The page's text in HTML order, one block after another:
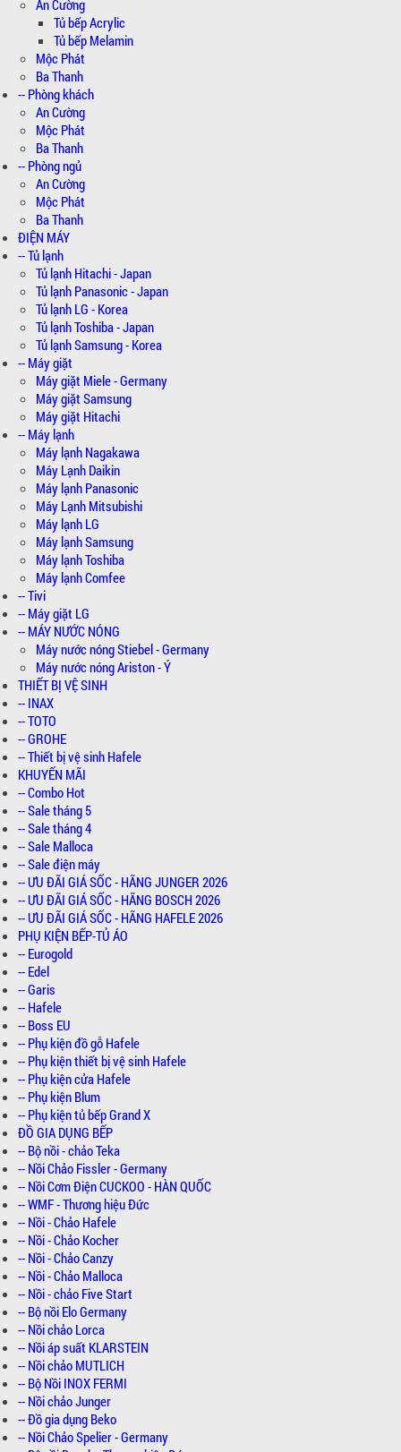
An Cường
Tủ bếp Acrylic
Tủ bếp Melamin
Mộc Phát
Ba Thanh
-- Phòng khách
An Cường
Mộc Phát
Ba Thanh
-- Phòng ngủ
An Cường
Mộc Phát
Ba Thanh
ĐIỆN MÁY
-- Tủ lạnh
Tủ lạnh Hitachi - Japan
Tủ lạnh Panasonic - Japan
Tủ lạnh LG - Korea
Tủ lạnh Toshiba - Japan
Tủ lạnh Samsung - Korea
-- Máy giặt
Máy giặt Miele - Germany
Máy giặt Samsung
Máy giặt Hitachi
-- Máy lạnh
Máy lạnh Nagakawa
Máy Lạnh Daikin
Máy lạnh Panasonic
Máy Lạnh Mitsubishi
Máy lạnh LG
Máy lạnh Samsung
Máy lạnh Toshiba
Máy lạnh Comfee
-- Tivi
-- Máy giặt LG
-- MÁY NƯỚC NÓNG
Máy nước nóng Stiebel - Germany
Máy nước nóng Ariston - Ý
THIẾT BỊ VỆ SINH
-- INAX
-- TOTO
-- GROHE
-- Thiết bị vệ sinh Hafele
KHUYẾN MÃI
-- Combo Hot
-- Sale tháng 5
-- Sale tháng 4
-- Sale Malloca
-- Sale điện máy
-- ƯU ĐÃI GIÁ SỐC - HÃNG JUNGER 2026
-- ƯU ĐÃI GIÁ SỐC - HÃNG BOSCH 2026
-- ƯU ĐÃI GIÁ SỐC - HÃNG HAFELE 2026
PHỤ KIỆN BẾP-TỦ ÁO
-- Eurogold
-- Edel
-- Garis
-- Hafele
-- Boss EU
-- Phụ kiện đồ gỗ Hafele
-- Phụ kiện thiết bị vệ sinh Hafele
-- Phụ kiện cửa Hafele
-- Phụ kiện Blum
-- Phụ kiện tủ bếp Grand X
ĐỒ GIA DỤNG BẾP
-- Bộ nồi - chảo Teka
-- Nồi Chảo Fissler - Germany
-- Nồi Cơm Điện CUCKOO - HÀN QUỐC
-- WMF - Thương hiệu Đức
-- Nồi - Chảo Hafele
-- Nồi - Chảo Kocher
-- Nồi - Chảo Canzy
-- Nồi - Chảo Malloca
-- Nồi - chảo Five Start
-- Bộ nồi Elo Germany
-- Nồi chảo Lorca
-- Nồi áp suất KLARSTEIN
-- Nồi chảo MUTLICH
-- Bộ Nồi INOX FERMI
-- Nồi chảo Junger
-- Đồ gia dụng Beko
-- Nồi Chảo Spelier - Germany